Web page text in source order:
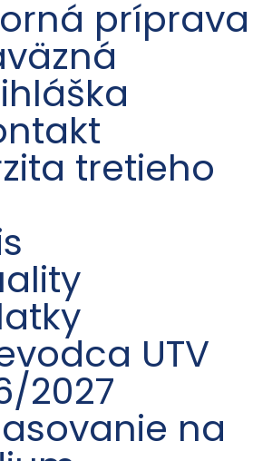
príprava
tretieho
UTV
2027
na